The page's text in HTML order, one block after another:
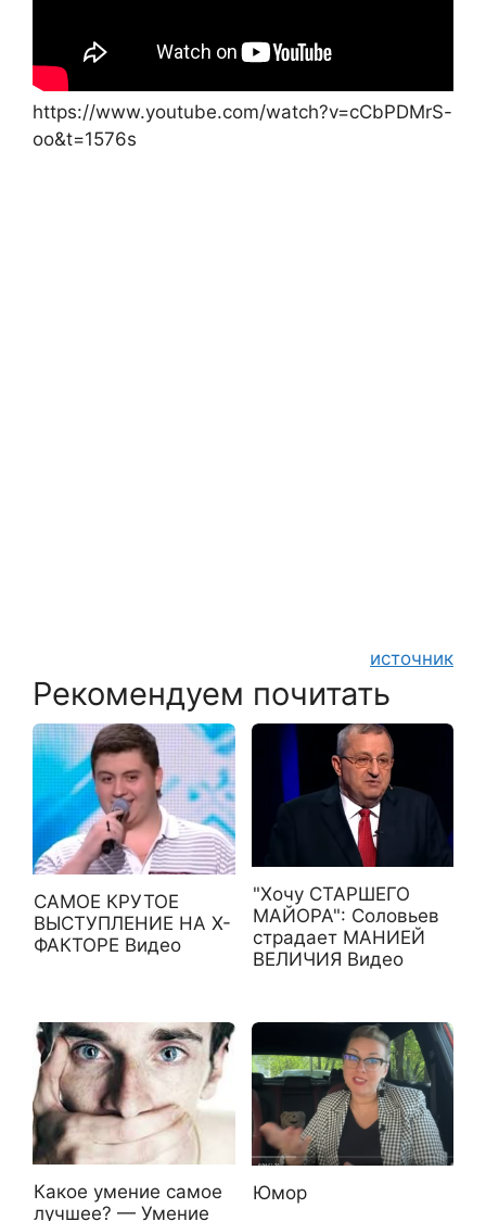
https://www.youtube.com/watch?v=cCbPDMrS-
oo&t=1576s
источник
Рекомендуем почитать
САМОЕ КРУТОЕ
ВЫСТУПЛЕНИЕ НА Х-
ФАКТОРЕ Видео
"Хочу СТАРШЕГО
МАЙОРА": Соловьев
страдает МАНИЕЙ
ВЕЛИЧИЯ Видео
Какое умение самое
лучшее? — Умение
Юмор